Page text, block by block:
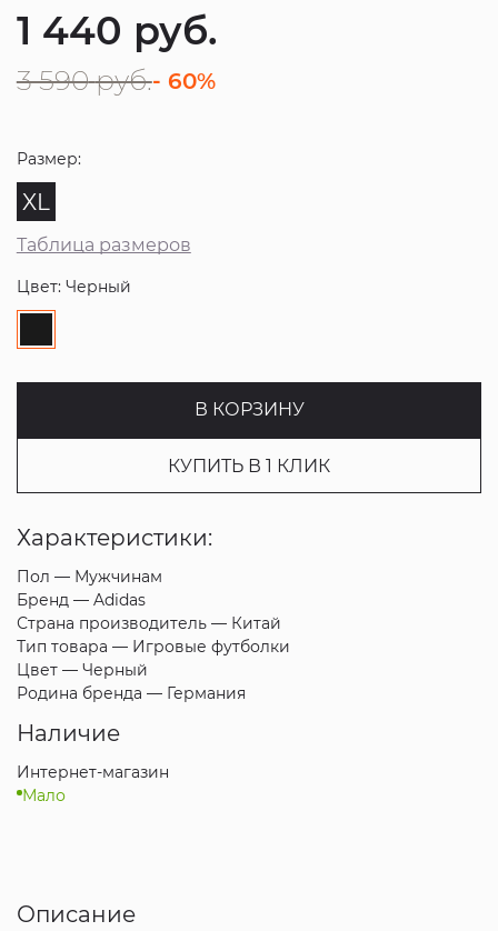
1 440 руб.
3 590 руб.- 60%
Размер:
XL
Таблица размеров
Цвет: Черный
В КОРЗИНУ
КУПИТЬ В 1 КЛИК
Характеристики:
Пол — Мужчинам
Бренд — Adidas
Страна производитель — Китай
Тип товара — Игровые футболки
Цвет — Черный
Родина бренда — Германия
Наличие
Интернет-магазин
Мало
Описание